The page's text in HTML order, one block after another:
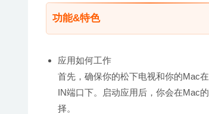
功能&特色
应用如何工作
首先，确保你的松下电视和你的Mac
IN端口下。启动应用后，你会在Mac
择。